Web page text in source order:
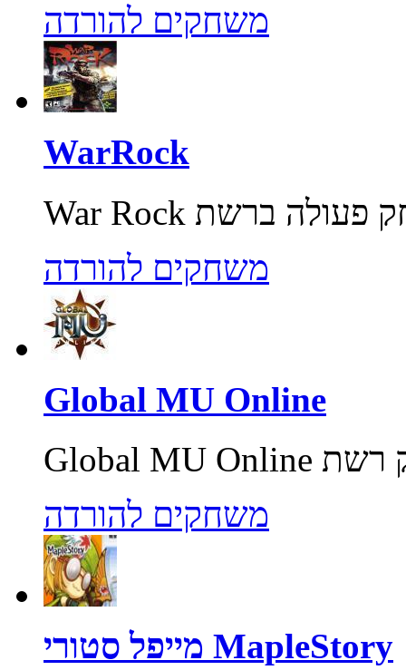
משחקים להורדה
WarRock
משחקים להורדה
Global MU Online
משחקים להורדה
מייפל סטורי MapleStory